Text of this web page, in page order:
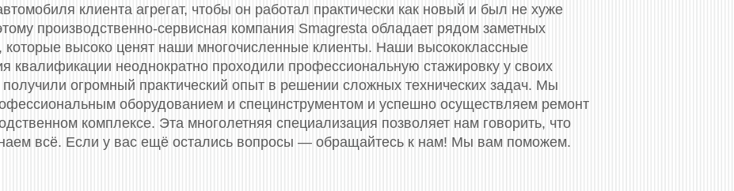
клиента агрегат, чтобы он работал практически как новый и был не хуже
производственно-сервисная компания Smagresta обладает рядом заметных
которые высоко ценят наши многочисленные клиенты. Наши высококлассные
квалификации неоднократно проходили профессиональную стажировку у своих
огромный практический опыт в решении сложных технических задач. Мы
оборудованием и специнструментом и успешно осуществляем ремонт
комплексе. Эта многолетняя специализация позволяет нам говорить, что
всё. Если у вас ещё остались вопросы — обращайтесь к нам! Мы вам поможем.